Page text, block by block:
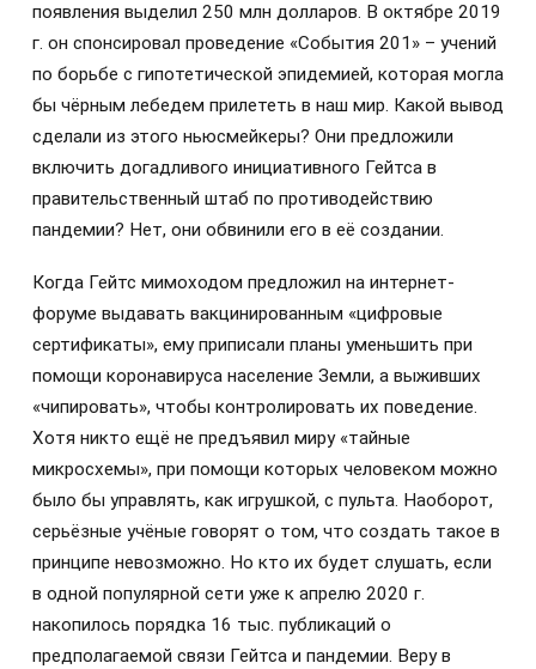
появления выделил 250 млн долларов. В октябре 2019
г. он спонсировал проведение «События 201» – учений
по борьбе с гипотетической эпидемией, которая могла
бы чёрным лебедем прилететь в наш мир. Какой вывод
сделали из этого ньюсмейкеры? Они предложили
включить догадливого инициативного Гейтса в
правительственный штаб по противодействию
пандемии? Нет, они обвинили его в её создании.
Когда Гейтс мимоходом предложил на интернет-
форуме выдавать вакцинированным «цифровые
сертификаты», ему приписали планы уменьшить при
помощи коронавируса население Земли, а выживших
«чипировать», чтобы контролировать их поведение.
Хотя никто ещё не предъявил миру «тайные
микросхемы», при помощи которых человеком можно
было бы управлять, как игрушкой, с пульта. Наоборот,
серьёзные учёные говорят о том, что создать такое в
принципе невозможно. Но кто их будет слушать, если
в одной популярной сети уже к апрелю 2020 г.
накопилось порядка 16 тыс. публикаций о
предполагаемой связи Гейтса и пандемии. Веру в